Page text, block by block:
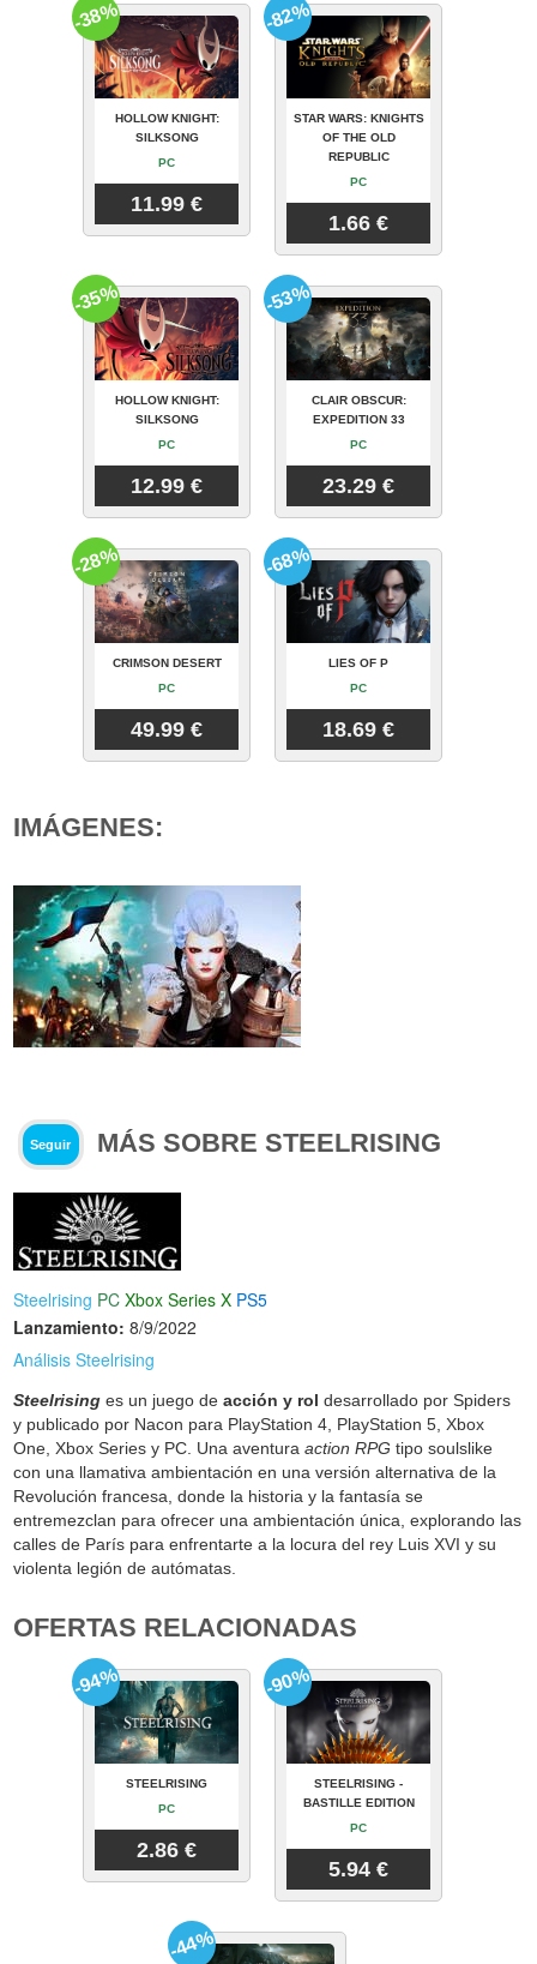
HOLLOW KNIGHT:
SILKSONG
PC
11.99 €
-38%
STAR WARS: KNIGHTS
OF THE OLD
REPUBLIC
PC
1.66 €
-82%
HOLLOW KNIGHT:
SILKSONG
PC
12.99 €
-35%
CLAIR OBSCUR:
EXPEDITION 33
PC
23.29 €
-53%
CRIMSON DESERT
PC
49.99 €
-28%
LIES OF P
PC
18.69 €
-68%
IMÁGENES:
Seguir MÁS SOBRE STEELRISING
Steelrising PC Xbox Series X PS5
Lanzamiento: 8/9/2022
Análisis Steelrising
Steelrising es un juego deacción y rol desarrollado por Spiders
y publicado por Nacon para PlayStation 4, PlayStation 5, Xbox
One, Xbox Series y PC. Una aventuraaction RPG tipo soulslike
con una llamativa ambientación en una versión alternativa de la
Revolución francesa, donde la historia y la fantasía se
entremezclan para ofrecer una ambientación única, explorando las
calles de París para enfrentarte a la locura del rey Luis XVI y su
violenta legión de autómatas.
OFERTAS RELACIONADAS
STEELRISING
PC
2.86 €
-94%
STEELRISING -
BASTILLE EDITION
PC
5.94 €
-90%
-44%